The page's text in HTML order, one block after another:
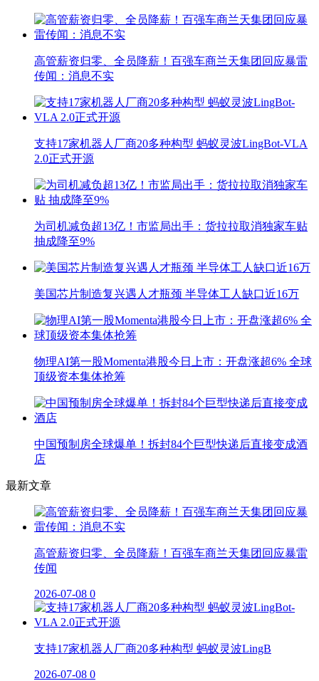
高管薪资归零、全员降薪！百强车商兰天集团回应暴雷
传闻：消息不实
支持17家机器人厂商20多种构型 蚂蚁灵波LingBot-VLA
2.0正式开源
为司机减负超13亿！市监局出手：货拉拉取消独家车贴
抽成降至9%
美国芯片制造复兴遇人才瓶颈 半导体工人缺口近16万
物理AI第一股Momenta港股今日上市：开盘涨超6% 全球
顶级资本集体抢筹
中国预制房全球爆单！拆封84个巨型快递后直接变成酒
店
最新文章
高管薪资归零、全员降薪！百强车商兰天集团回应暴雷
传闻
2026-07-08 0
支持17家机器人厂商20多种构型 蚂蚁灵波LingB
2026-07-08 0